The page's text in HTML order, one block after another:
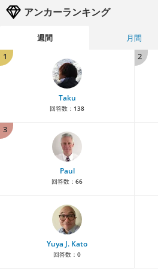
アンカーランキング
週間 月間
1
Taku
回答数： 138
2
3
Paul
回答数： 66
Yuya J. Kato
回答数： 0